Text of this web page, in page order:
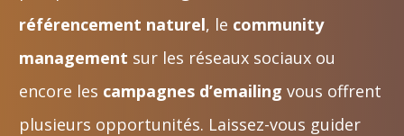
référencement naturel, le community
management sur les réseaux sociaux ou
encore les campagnes d’emailing vous offrent
plusieurs opportunités. Laissez-vous guider